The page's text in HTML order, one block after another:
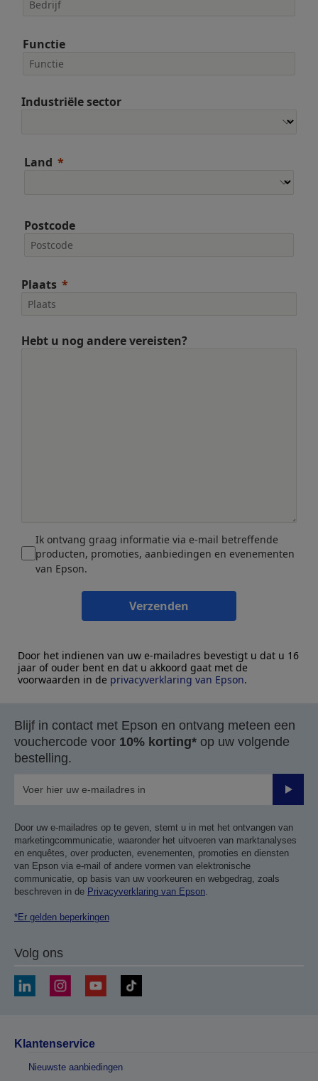
Functie
Industriële sector
Land
Postcode
Plaats
Hebt u nog andere vereisten?
Ik ontvang graag informatie via e-mail betreffende
producten, promoties, aanbiedingen en evenementen
van Epson.
Verzenden
Door het indienen van uw e-mailadres bevestigt u dat u 16
jaar of ouder bent en dat u akkoord gaat met de
voorwaarden in de privacyverklaring van Epson.
Blijf in contact met Epson en ontvang meteen een
vouchercode voor 10% korting* op uw volgende
bestelling.
Door uw e-mailadres op te geven, stemt u in met het ontvangen van
marketingcommunicatie, waaronder het uitvoeren van marktanalyses
en enquêtes, over producten, evenementen, promoties en diensten
van Epson via e-mail of andere vormen van elektronische
communicatie, op basis van uw voorkeuren en webgedrag, zoals
beschreven in de Privacyverklaring van Epson.
*Er gelden beperkingen
Volg ons
Klantenservice
Nieuwste aanbiedingen